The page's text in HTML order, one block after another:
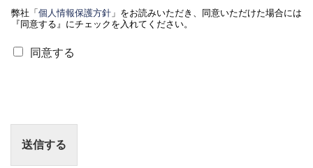
弊社「 個人情報保護方針 」をお読みいただき、同意いただけた場合には
『同意する』にチェックを入れてください。
個
同意する
送信する